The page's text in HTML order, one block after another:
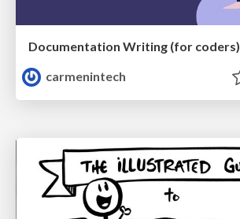
Documentation Writing (for coders)
carmenintech